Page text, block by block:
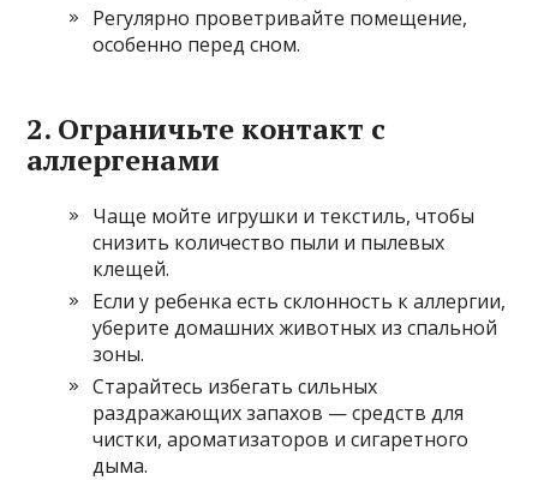
Регулярно проветривайте помещение,
особенно перед сном.
2. Ограничьте контакт с
аллергенами
Чаще мойте игрушки и текстиль, чтобы
снизить количество пыли и пылевых
клещей.
Если у ребенка есть склонность к аллергии,
уберите домашних животных из спальной
зоны.
Старайтесь избегать сильных
раздражающих запахов — средств для
чистки, ароматизаторов и сигаретного
дыма.